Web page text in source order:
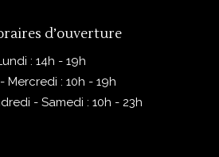
d’ouverture
: 14h - 19h
Mercredi : 10h - 19h
- Samedi : 10h - 23h